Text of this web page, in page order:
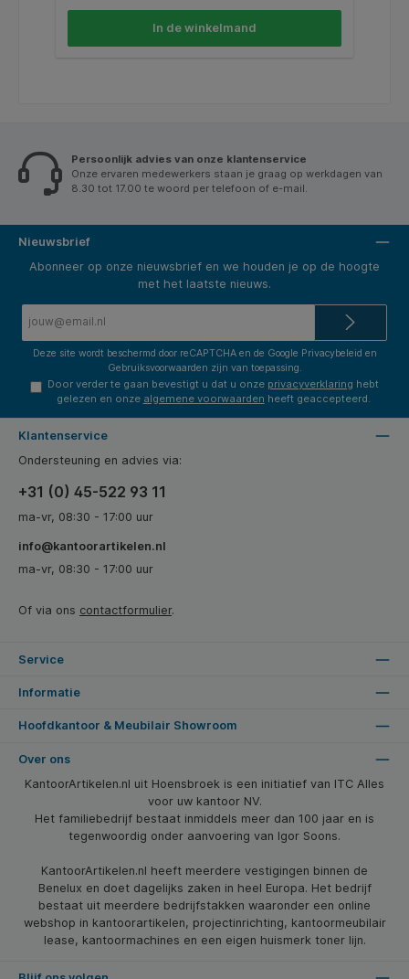
In de winkelmand
Persoonlijk advies van onze klantenservice
Onze ervaren medewerkers staan je graag op werkdagen van
8.30 tot 17.00 te woord per telefoon of e-mail.
Nieuwsbrief
Abonneer op onze nieuwsbrief en we houden je op de hoogte
met het laatste nieuws.
Deze site wordt beschermd door reCAPTCHA en de Google Privacybeleid en
Gebruiksvoorwaarden zijn van toepassing.
Door verder te gaan bevestigt u dat u onze privacyverklaring hebt
gelezen en onze algemene voorwaarden heeft geaccepteerd.
Klantenservice
Ondersteuning en advies via:
+31 (0) 45-522 93 11
ma-vr, 08:30 - 17:00 uur
info@kantoorartikelen.nl
ma-vr, 08:30 - 17:00 uur
Of via ons contactformulier.
Service
Informatie
Hoofdkantoor & Meubilair Showroom
Over ons
KantoorArtikelen.nl uit Hoensbroek is een initiatief van ITC Alles
voor uw kantoor NV.
Het familiebedrijf bestaat inmiddels meer dan 100 jaar en is
tegenwoordig onder aanvoering van Igor Soons.
KantoorArtikelen.nl heeft meerdere vestigingen binnen de
Benelux en doet dagelijks zaken in heel Europa. Het bedrijf
bestaat uit meerdere bedrijfstakken waaronder een online
webshop in kantoorartikelen, projectinrichting, kantoormeubilair
lease, kantoormachines en een eigen huismerk toner lijn.